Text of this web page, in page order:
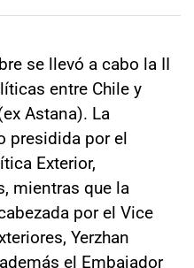
se llevó a cabo la II
entre Chile y
Astana). La
presidida por el
Exterior,
mientras que la
por el Vice
Yerzhan
el Embajador